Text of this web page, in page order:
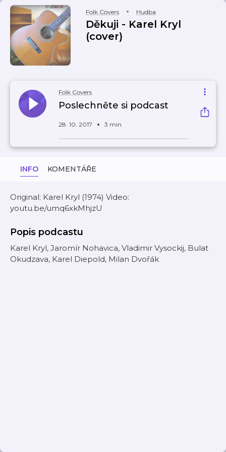
Folk Covers Hudba
Děkuji - Karel Kryl
(cover)
Folk Covers
Poslechněte si podcast
28. 10. 2017 3 min
INFO KOMENTÁŘE
Original: Karel Kryl (1974) Video:
youtu.be/umq6xkMhjzU
Popis podcastu
Karel Kryl, Jaromír Nohavica, Vladimir Vysockij, Bulat
Okudzava, Karel Diepold, Milan Dvořák